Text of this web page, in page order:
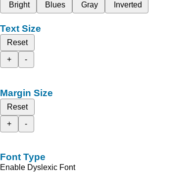
Bright
Blues Gray Inverted
Text Size
Reset
+
-
Margin Size
Reset
+
-
Font Type
Enable Dyslexic Font